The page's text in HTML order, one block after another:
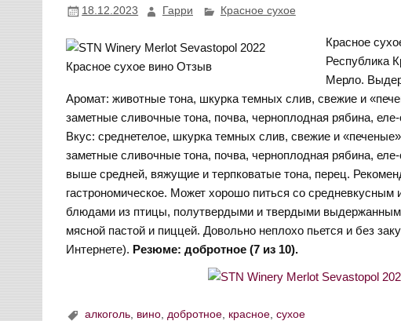
18.12.2023 Гарри Красное сухое
Красное
Республика
Мерло.
Аромат: животные тона, шкурка темных слив, свежие и
заметные сливочные тона, почва, черноплодная рябина,
Вкус: среднетелое, шкурка темных слив, свежие и
заметные сливочные тона, почва, черноплодная рябина,
выше средней, вяжущие и терпковатые тона, перец.
гастрономическое. Может хорошо питься со
блюдами из птицы, полутвердыми и твердыми
мясной пастой и пиццей. Довольно неплохо пьется и без
Интернете). Резюме: добротное (7 из 10).
алкоголь вино добротное красное ,сухое